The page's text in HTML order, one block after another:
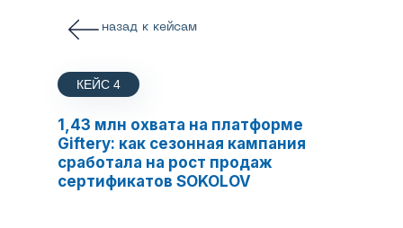
назад к кейсам
1,43 млн охвата на платформе
Giftery: как сезонная кампания
сработала на рост продаж
сертификатов SOKOLOV
КЕЙС 4